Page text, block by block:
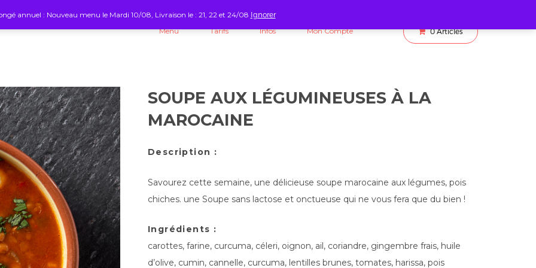
Menu Tarifs Infos Mon Compte 0 Articles
SOUPE AUX LÉGUMINEUSES À LA
MAROCAINE
Description :
Savourez cette semaine, une délicieuse soupe marocaine aux légumes, pois
chiches. une Soupe sans lactose et onctueuse qui ne vous fera que du bien !
Ingrédients :
carottes, farine, curcuma, céleri, oignon, ail, coriandre, gingembre frais, huile
d’olive, cumin, cannelle, curcuma, lentilles brunes, tomates, harissa, pois
annuel : Nouveau menu le Mardi 10/08, Livraison le : 21, 22 et 24/08 Ignorer